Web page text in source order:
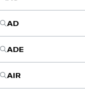
AD
ADE
AIR